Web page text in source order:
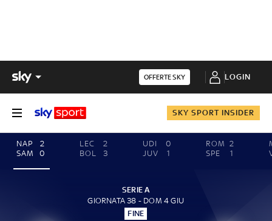
OFFERTE SKY LOGIN
SKY SPORT INSIDER
NAP
2
SAM
0
LEC
2
BOL
3
UDI
0
JUV
1
ROM 2
SPE
1
SERIE A
GIORNATA 38 - DOM 4 GIU
FINE